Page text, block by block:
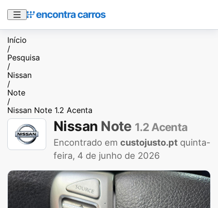
Início
/
Pesquisa
/
Nissan
/
Note
/
Nissan Note 1.2 Acenta
Nissan Note 1.2 Acenta
Encontrado em custojusto.pt quinta-
feira, 4 de junho de 2026